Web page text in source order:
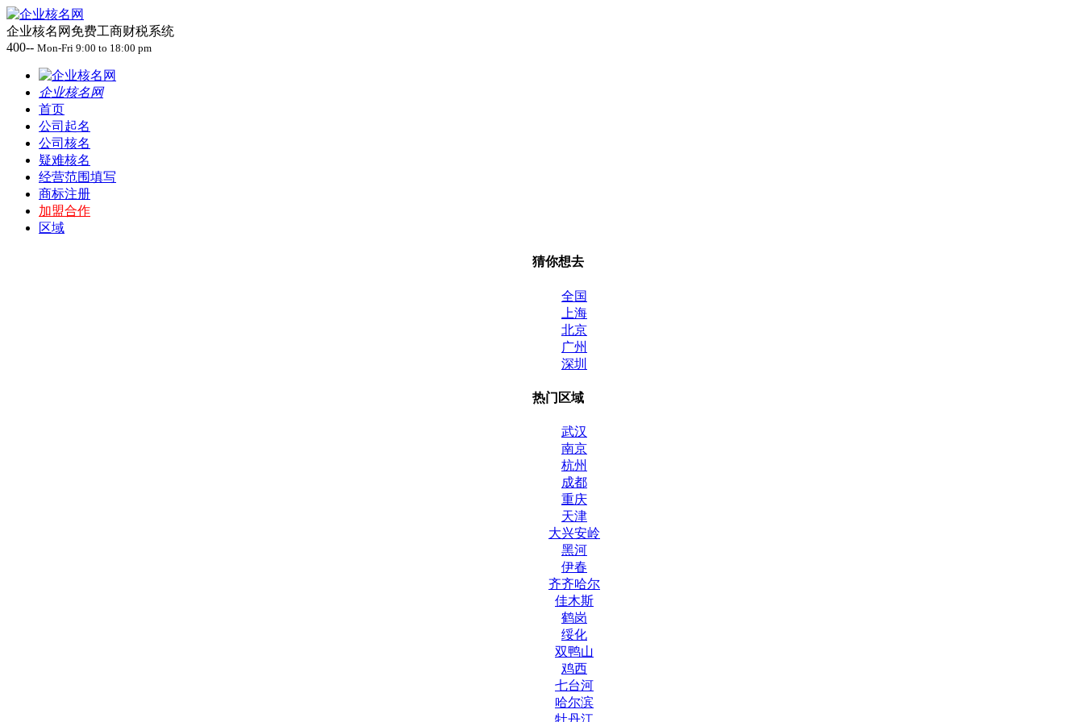
企业核名网免费工商财税系统
400-- Mon-Fri 9:00 to 18:00 pm
企业核名网
首页
公司起名
公司核名
疑难核名
经营范围填写
商标注册
加盟合作
区域
猜你想去
全国
上海
北京
广州
深圳
热门区域
武汉
南京
杭州
成都
重庆
天津
大兴安岭
黑河
伊春
齐齐哈尔
佳木斯
鹤岗
绥化
双鸭山
鸡西
七台河
哈尔滨
牡丹江